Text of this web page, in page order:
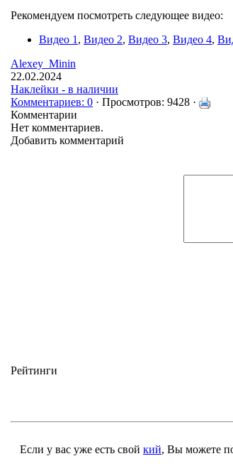
Рекомендуем посмотреть следующее видео:
Видео 1 , Видео 2, Видео 3, Видео 4,
Alexey_Minin
22.02.2024
Наклейки - в наличии
Комментариев: 0 · Просмотров: 9428 ·
Комментарии
Нет комментариев.
Добавить комментарий
Рейтинги
Если у вас уже есть свой кий, Вы можете